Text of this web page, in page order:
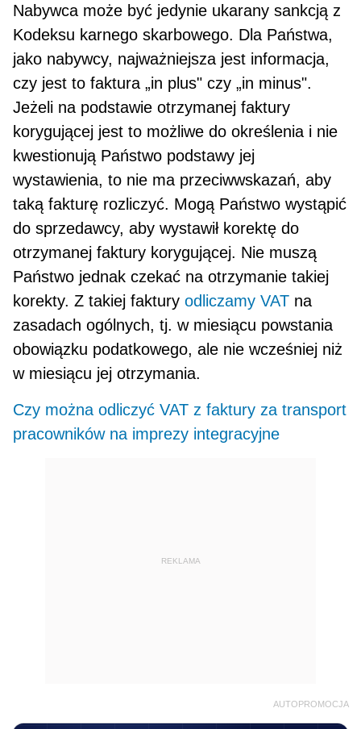
Nabywca może być jedynie ukarany sankcją z
Kodeksu karnego skarbowego. Dla Państwa,
jako nabywcy, najważniejsza jest informacja,
czy jest to faktura „in plus" czy „in minus".
Jeżeli na podstawie otrzymanej faktury
korygującej jest to możliwe do określenia i nie
kwestionują Państwo podstawy jej
wystawienia, to nie ma przeciwwskazań, aby
taką fakturę rozli­czyć. Mogą Państwo wystąpić
do sprzedawcy, aby wystawił korektę do
otrzymanej faktury korygującej. Nie muszą
Państwo jednak czekać na otrzymanie takiej
korekty. Z takiej fakturyodliczamy VAT na
zasa­dach ogólnych, tj. w miesiącu powstania
obowiązku podatkowego, ale nie wcześniej niż
w miesiącu jej otrzymania.
Czy można odliczyć VAT z faktury za transport
pracowników na imprezy integracyjne
REKLAMA
AUTOPROMOCJA